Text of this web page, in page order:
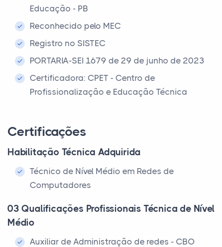
Educação - PB
Reconhecido pelo MEC
Registro no SISTEC
PORTARIA-SEI 1679 de 29 de junho de 2023
Certificadora: CPET - Centro de
Profissionalização e Educação Técnica
Certificações
Habilitação Técnica Adquirida
Técnico de Nível Médio em Redes de
Computadores
03 Qualificações Profissionais Técnica de Nível
Médio
Auxiliar de Administração de redes - CBO